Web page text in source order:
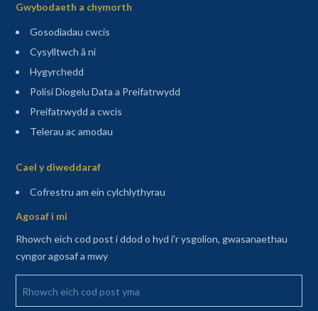
Gwybodaeth a chymorth
Gosodiadau cwcis
Cysylltwch â ni
Hygyrchedd
Polisi Diogelu Data a Preifatrwydd
Preifatrwydd a cwcis
Telerau ac amodau
Cael y diweddaraf
Cofrestru am ein cylchlythyrau(agor mewn tab newydd)
Agosaf i mi
Rhowch eich cod post i ddod o hyd i'r ysgolion, gwasanaethau
cyngor agosaf a mwy
Rhowch eich cod post yma